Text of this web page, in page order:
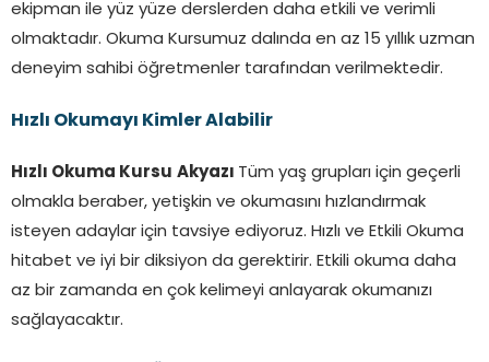
ekipman ile yüz yüze derslerden daha etkili ve verimli
olmaktadır. Okuma Kursumuz dalında en az 15 yıllık uzman
deneyim sahibi öğretmenler tarafından verilmektedir.
Hızlı Okumayı Kimler Alabilir
Hızlı Okuma Kursu Akyazı Tüm yaş grupları için geçerli
olmakla beraber, yetişkin ve okumasını hızlandırmak
isteyen adaylar için tavsiye ediyoruz. Hızlı ve Etkili Okuma
hitabet ve iyi bir diksiyon da gerektirir. Etkili okuma daha
az bir zamanda en çok kelimeyi anlayarak okumanızı
sağlayacaktır.